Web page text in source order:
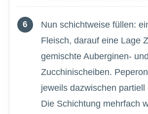
Nun schichtweise füllen:
Fleisch, darauf eine Lage
gemischte Auberginen- und
Zucchinischeiben.
jeweils dazwischen partiell
Die Schichtung mehrfach